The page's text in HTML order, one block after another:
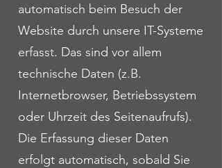
automatisch beim Besuch der
Website durch unsere IT-Systeme
erfasst. Das sind vor allem
technische Daten (z.B.
Internetbrowser, Betriebssystem
oder Uhrzeit des Seitenaufrufs).
Die Erfassung dieser Daten
erfolgt automatisch, sobald Sie